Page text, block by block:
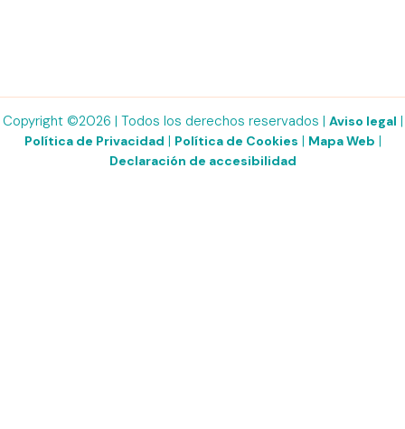
Copyright ©2026 | Todos los derechos reservados | Aviso legal |
Política de Privacidad | Política de Cookies | Mapa Web |
Declaración de accesibilidad